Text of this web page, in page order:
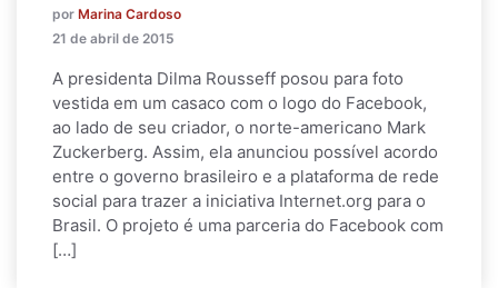
por Marina Cardoso
21 de abril de 2015
A presidenta Dilma Rousseff posou para foto
vestida em um casaco com o logo do Facebook,
ao lado de seu criador, o norte-americano Mark
Zuckerberg. Assim, ela anunciou possível acordo
entre o governo brasileiro e a plataforma de rede
social para trazer a iniciativa Internet.org para o
Brasil. O projeto é uma parceria do Facebook com
[…]